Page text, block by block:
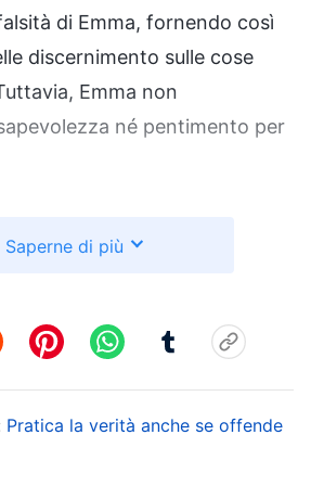
di Emma, fornendo così
discernimento sulle cose
Emma non
né pentimento per
non è una persona
Di fronte alle domande della
cosa rispondere. Poi, io e la
insieme un passo della
è il principio a cui le parole
attenersi nel trattare gli
Saperne di più
Pratica la verità anche se offende